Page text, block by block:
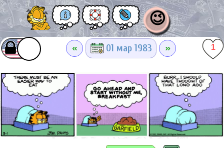
😉
« 01 мар 1983 » 1